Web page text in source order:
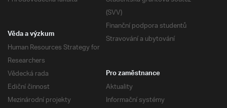
(SVV)
Finanční podpora studentů
Stravování a ubytování
Věda a výzkum
Human Resources Strategy for
Researchers
Vědecká rada
Ediční činnost
Mezinárodní projekty
Pro zaměstnance
Aktuality
Informační systémy